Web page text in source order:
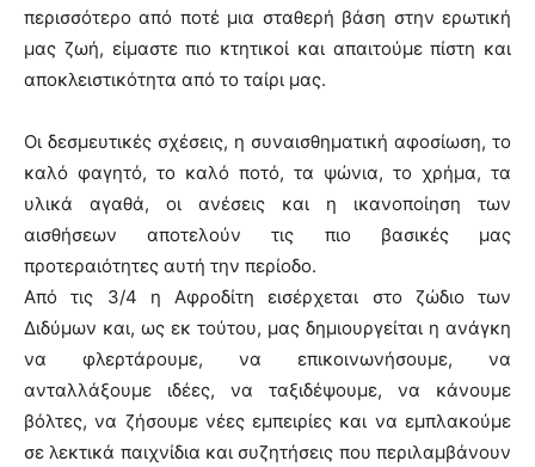
περισσότερο από ποτέ μια σταθερή βάση στην ερωτική
μας ζωή, είμαστε πιο κτητικοί και απαιτούμε πίστη και
αποκλειστικότητα από το ταίρι μας.
Οι δεσμευτικές σχέσεις, η συναισθηματική αφοσίωση, το
καλό φαγητό, το καλό ποτό, τα ψώνια, το χρήμα, τα
υλικά αγαθά, οι ανέσεις και η ικανοποίηση των
αισθήσεων αποτελούν τις πιο βασικές μας
προτεραιότητες αυτή την περίοδο.
Από τις 3/4 η Αφροδίτη εισέρχεται στο ζώδιο των
Διδύμων και, ως εκ τούτου, μας δημιουργείται η ανάγκη
να φλερτάρουμε, να επικοινωνήσουμε, να
ανταλλάξουμε ιδέες, να ταξιδέψουμε, να κάνουμε
βόλτες, να ζήσουμε νέες εμπειρίες και να εμπλακούμε
σε λεκτικά παιχνίδια και συζητήσεις που περιλαμβάνουν